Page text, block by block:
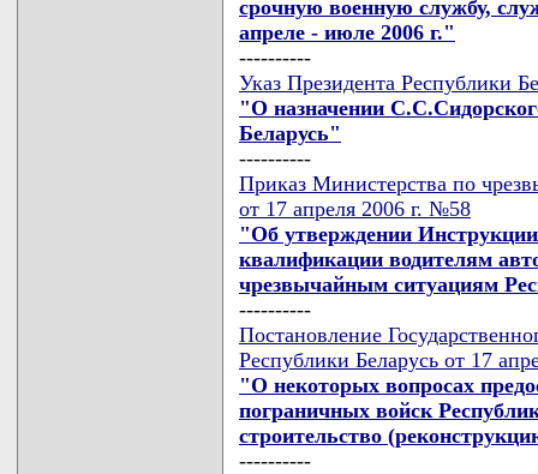
срочную военную службу,
апреле - июле 2006 г."
----------
Указ Президента Республики
"О назначении
Беларусь"
----------
Приказ Министерства по
от 17 апреля 2006 г. №58
"Об утверждении
квалификации водителям
чрезвычайным ситуациям
----------
Постановление
Республики Беларусь от 17
"О некоторых вопросах
пограничных войск
строительство
----------